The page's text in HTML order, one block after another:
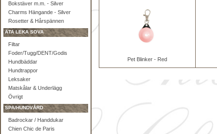
Bokstäver m.m. - Silver
Charms Hängande - Silver
Rosetter & Hårspännen
ÄTA LEKA SOVA
Filtar
Foder/Tugg/DENT/Godis
Hundbäddar
Hundtrappor
Leksaker
Matskålar & Underlägg
Övrigt
SPA/HUNDVÅRD
Badrockar / Handdukar
Chien Chic de Paris
Pet Blinker - Red